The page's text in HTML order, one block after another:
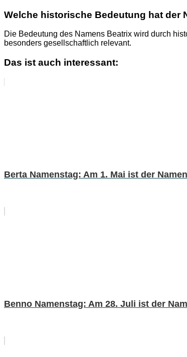
Welche historische Bedeutung hat der
Die Bedeutung des Namens Beatrix wird durch
besonders gesellschaftlich relevant.
Das ist auch interessant:
Berta Namenstag: Am 1. Mai ist der
Benno Namenstag: Am 28. Juli ist der